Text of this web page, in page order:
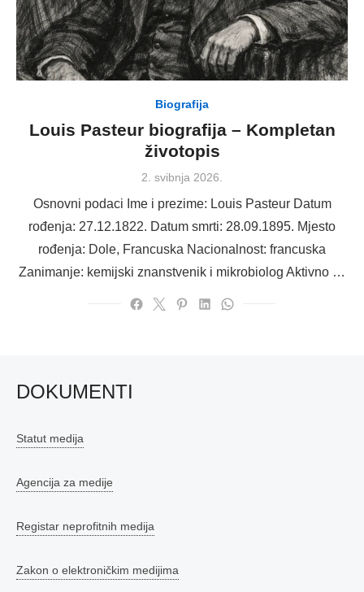
Biografija
Louis Pasteur biografija – Kompletan
životopis
Posted
2. svibnja 2026.
Osnovni podaci Ime i prezime: Louis Pasteur Datum
rođenja: 27.12.1822. Datum smrti: 28.09.1895. Mjesto
rođenja: Dole, Francuska Nacionalnost: francuska
Zanimanje: kemijski znanstvenik i mikrobiolog Aktivno …
DOKUMENTI
Statut medija
Agencija za medije
Registar neprofitnih medija
Zakon o elektroničkim medijima